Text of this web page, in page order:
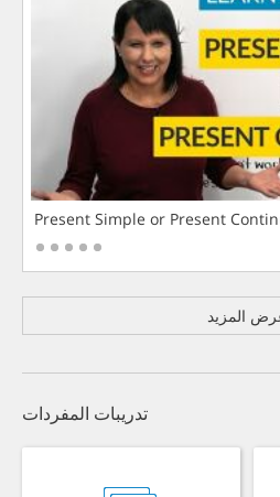
Present Simple or Present
المزيد
تدريبات المفردات